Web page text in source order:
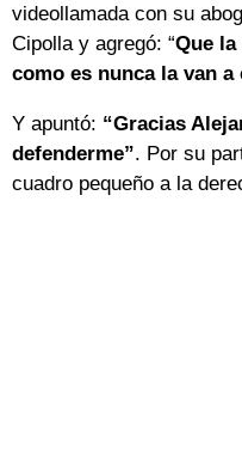
videollamada con su
Cipolla y agregó: “Que
como es nunca la van a
Y apuntó: “Gracias
defenderme”. Por su
cuadro pequeño a la